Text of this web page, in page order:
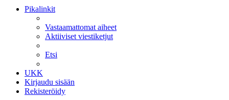
Pikalinkit
Vastaamattomat aiheet
Aktiiviset viestiketjut
Etsi
UKK
Kirjaudu sisään
Rekisteröidy